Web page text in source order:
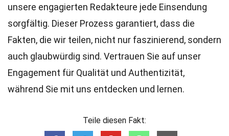
unsere engagierten Redakteure jede Einsendung
sorgfältig. Dieser Prozess garantiert, dass die
Fakten, die wir teilen, nicht nur faszinierend, sondern
auch glaubwürdig sind. Vertrauen Sie auf unser
Engagement für Qualität und Authentizität,
während Sie mit uns entdecken und lernen.
Teile diesen Fakt: